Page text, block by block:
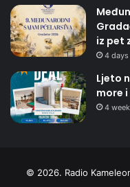
iz pet
4 days
Ljeto
more i
4
© 2026. Radio